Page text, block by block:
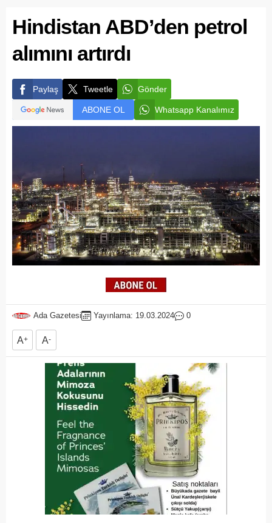
Hindistan ABD’den petrol
alımını artırdı
Paylaş Tweetle Gönder
ABONE OL Whatsapp Kanalımız
Ada Gazetesi Yayınlama: 19.03.2024 0
A+ A-